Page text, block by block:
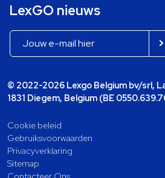
LexGO nieuws
© 2022-2026 Lexgo Belgium bv/srl,
1831 Diegem, Belgium (BE
Cookie beleid
Gebruiksvoorwaarden
Privacyverklaring
Sitemap